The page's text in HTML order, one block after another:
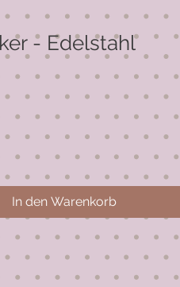
- Edelstahl
In den Warenkorb